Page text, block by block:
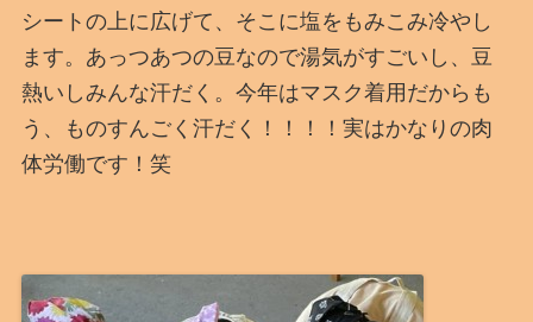
シートの上に広げて、そこに塩をもみこみ冷やし
ます。あっつあつの豆なので湯気がすごいし、豆
熱いしみんな汗だく。今年はマスク着用だからも
う、ものすんごく汗だく！！！！実はかなりの肉
体労働です！笑